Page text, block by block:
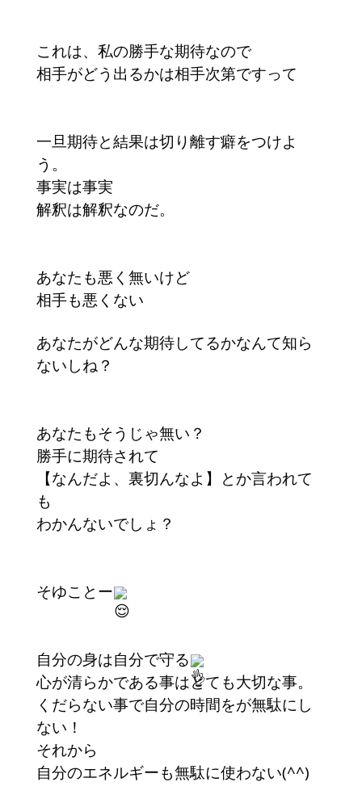
これは、私の勝手な期待なので
相手がどう出るかは相手次第ですって
一旦期待と結果は切り離す癖をつけよ
う。
事実は事実
解釈は解釈なのだ。
あなたも悪く無いけど
相手も悪くない
あなたがどんな期待してるかなんて知ら
ないしね？
あなたもそうじゃ無い？
勝手に期待されて
【なんだよ、裏切んなよ】とか言われて
も
わかんないでしょ？
そゆことー
自分の身は自分で守る
心が清らかである事はとても大切な事。
くだらない事で自分の時間をが無駄にし
ない！
それから
自分のエネルギーも無駄に使わない(^^)